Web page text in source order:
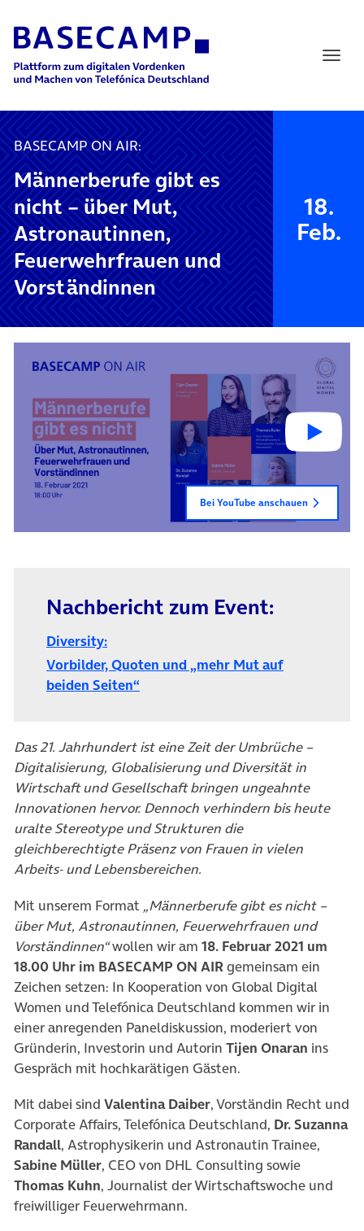
Main Navigation
BASECAMP ON AIR:
Männerberufe gibt es
nicht – über Mut,
Astronautinnen,
Feuerwehrfrauen und
Vorständinnen
18.
Feb.
Bei YouTube anschauen
Nachbericht zum Event:
Diversity:
Vorbilder, Quoten und „mehr Mut auf
beiden Seiten“
Das 21. Jahrhundert ist eine Zeit der Umbrüche –
Digitalisierung, Globalisierung und Diversität in
Wirtschaft und Gesellschaft bringen ungeahnte
Innovationen hervor. Dennoch verhindern bis heute
uralte Stereotype und Strukturen die
gleichberechtigte Präsenz von Frauen in vielen
Arbeits- und Lebensbereichen.
Mit unserem Format „Männerberufe gibt es nicht –
über Mut, Astronautinnen, Feuerwehrfrauen und
Vorständinnen“wollen wir am 18. Februar 2021 um
18.00 Uhr im BASECAMP ON AIR gemeinsam ein
Zeichen setzen: In Kooperation von Global Digital
Women und Telefónica Deutschland kommen wir in
einer anregenden Paneldiskussion, moderiert von
Gründerin, Investorin und Autorin Tijen Onaran ins
Gespräch mit hochkarätigen Gästen.
Mit dabei sind Valentina Daiber, Vorständin Recht und
Corporate Affairs, Telefónica Deutschland, Dr. Suzanna
Randall, Astrophysikerin und Astronautin Trainee,
Sabine Müller, CEO von DHL Consulting sowie
Thomas Kuhn, Journalist der Wirtschaftswoche und
freiwilliger Feuerwehrmann.